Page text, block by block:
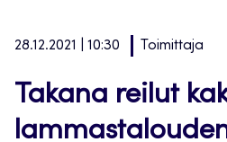
28.12.2021 | 10:30 Toimittaja
Takana reilut